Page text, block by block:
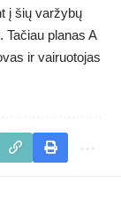
į šių varžybų
Tačiau planas A
ir vairuotojas